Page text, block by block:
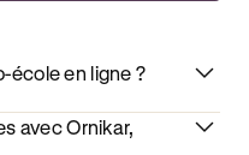
école en ligne ?
avec Ornikar,